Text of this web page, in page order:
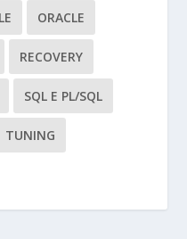
ORACLE
RECOVERY
SQL E PL/SQL
TUNING